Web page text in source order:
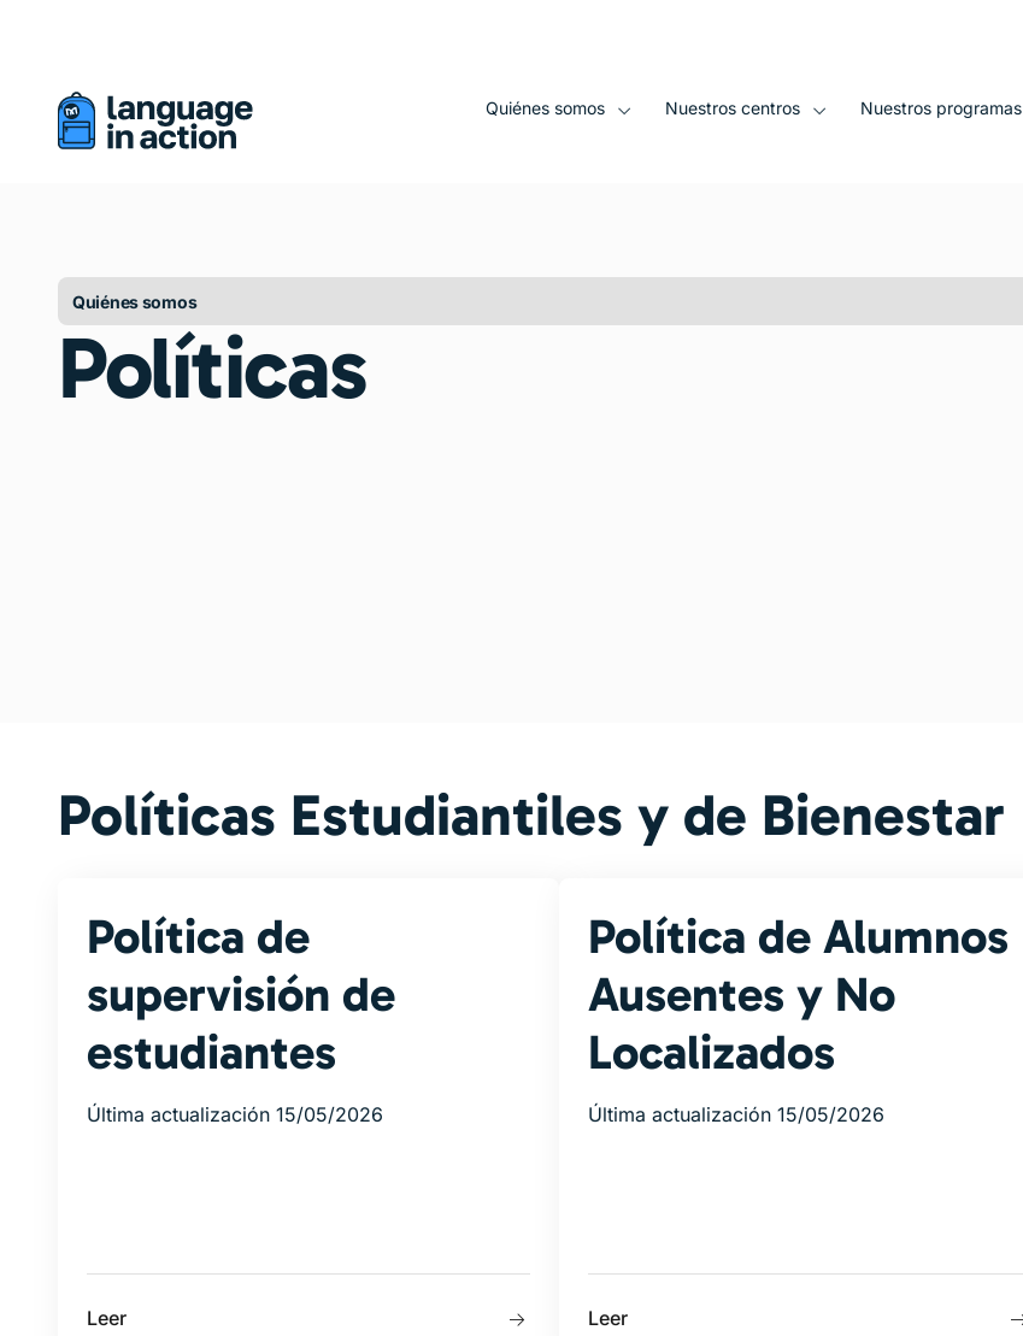
Quiénes somos Nuestros centros Nuestros programas
Quiénes somos
Políticas
Políticas Estudiantiles y de Bienestar
Política de
supervisión de
estudiantes
Última actualización 15/05/2026
Leer
Política de Alumnos
Ausentes y No
Localizados
Última actualización 15/05/2026
Leer